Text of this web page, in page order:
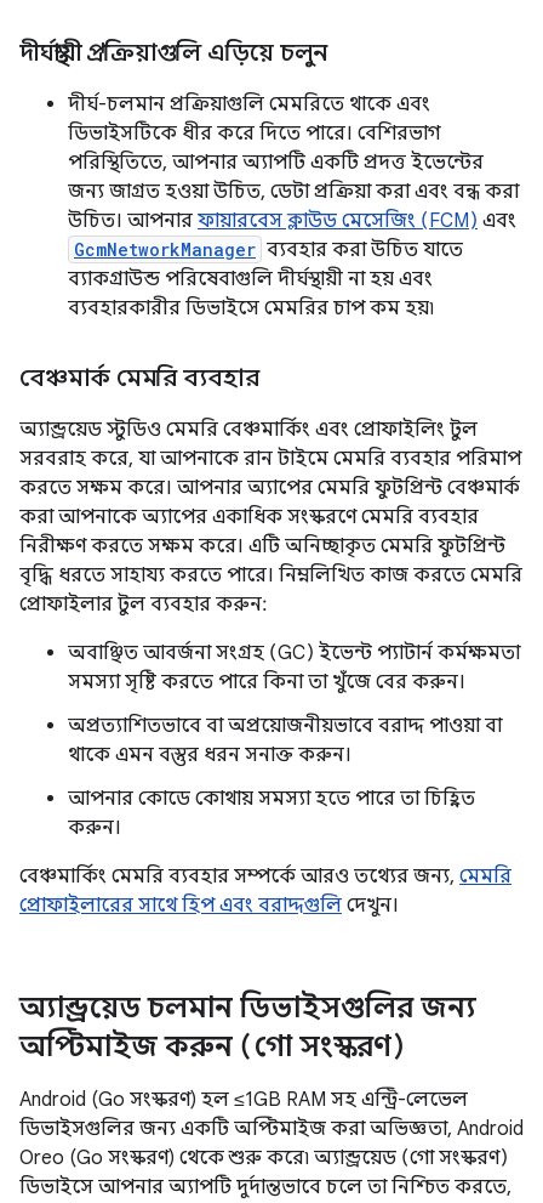
দীর্ঘস্থায়ী প্রক্রিয়াগুলি এড়িয়ে চলুন
দীর্ঘ-চলমান প্রক্রিয়াগুলি মেমরিতে থাকে এবং
ডিভাইসটিকে ধীর করে দিতে পারে। বেশিরভাগ
পরিস্থিতিতে, আপনার অ্যাপটি একটি প্রদত্ত ইভেন্টের
জন্য জাগ্রত হওয়া উচিত, ডেটা প্রক্রিয়া করা এবং বন্ধ করা
উচিত। আপনার ফায়ারবেস ক্লাউড মেসেজিং (FCM) এবং
GcmNetworkManager ব্যবহার করা উচিত যাতে
ব্যাকগ্রাউন্ড পরিষেবাগুলি দীর্ঘস্থায়ী না হয় এবং
ব্যবহারকারীর ডিভাইসে মেমরির চাপ কম হয়৷
বেঞ্চমার্ক মেমরি ব্যবহার
অ্যান্ড্রয়েড স্টুডিও মেমরি বেঞ্চমার্কিং এবং প্রোফাইলিং টুল
সরবরাহ করে, যা আপনাকে রান টাইমে মেমরি ব্যবহার পরিমাপ
করতে সক্ষম করে। আপনার অ্যাপের মেমরি ফুটপ্রিন্ট বেঞ্চমার্ক
করা আপনাকে অ্যাপের একাধিক সংস্করণে মেমরি ব্যবহার
নিরীক্ষণ করতে সক্ষম করে। এটি অনিচ্ছাকৃত মেমরি ফুটপ্রিন্ট
বৃদ্ধি ধরতে সাহায্য করতে পারে। নিম্নলিখিত কাজ করতে মেমরি
প্রোফাইলার টুল ব্যবহার করুন:
অবাঞ্ছিত আবর্জনা সংগ্রহ (GC) ইভেন্ট প্যাটার্ন কর্মক্ষমতা
সমস্যা সৃষ্টি করতে পারে কিনা তা খুঁজে বের করুন।
অপ্রত্যাশিতভাবে বা অপ্রয়োজনীয়ভাবে বরাদ্দ পাওয়া বা
থাকে এমন বস্তুর ধরন সনাক্ত করুন।
আপনার কোডে কোথায় সমস্যা হতে পারে তা চিহ্নিত
করুন।
বেঞ্চমার্কিং মেমরি ব্যবহার সম্পর্কে আরও তথ্যের জন্য, মেমরি
প্রোফাইলারের সাথে হিপ এবং বরাদ্দগুলি দেখুন।
অ্যান্ড্রয়েড চলমান ডিভাইসগুলির জন্য
অপ্টিমাইজ করুন (গো সংস্করণ)
Android (Go সংস্করণ) হল ≤1GB RAM সহ এন্ট্রি-লেভেল
ডিভাইসগুলির জন্য একটি অপ্টিমাইজ করা অভিজ্ঞতা, Android
Oreo (Go সংস্করণ) থেকে শুরু করে৷ অ্যান্ড্রয়েড (গো সংস্করণ)
ডিভাইসে আপনার অ্যাপটি দুর্দান্তভাবে চলে তা নিশ্চিত করতে,